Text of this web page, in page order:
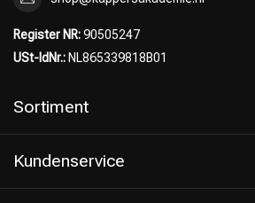
Register NR:90505247
USt-IdNr.: NL865339818B01
Sortiment
Kundenservice